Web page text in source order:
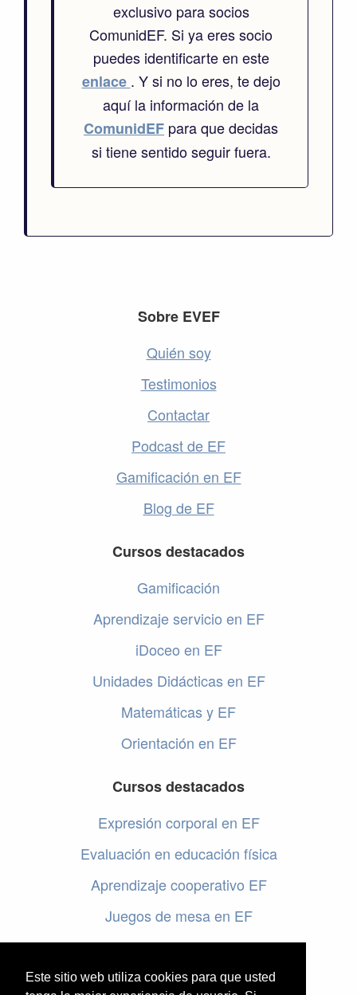
Este sitio web utiliza cookies para que usted
exclusivo para socios
ComunidEF. Si ya eres socio
puedes identificarte en este
enlace . Y si no lo eres, te dejo
aquí la información de la
ComunidEF para que decidas
si tiene sentido seguir fuera.
Sobre EVEF
Quién soy
Testimonios
Contactar
Podcast de EF
Gamificación en EF
Blog de EF
Cursos destacados
Gamificación
Aprendizaje servicio en EF
iDoceo en EF
Unidades Didácticas en EF
Matemáticas y EF
Orientación en EF
Cursos destacados
Expresión corporal en EF
Evaluación en educación física
Aprendizaje cooperativo EF
Juegos de mesa en EF
Programar en EF
Cursos online de educación física